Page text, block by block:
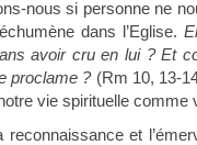
nous si personne ne
dans l’Eglise.
avoir cru en lui ? Et
proclame ? (Rm 10, 13-
vie spirituelle comme
et